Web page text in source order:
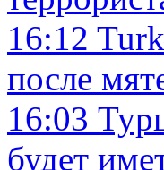
16:12
после
16:03
будет